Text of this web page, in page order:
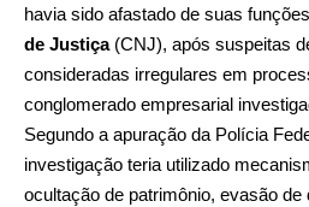
havia sido afastado de suas
de Justiça(CNJ), após suspeitas
consideradas irregulares em
conglomerado empresarial
Segundo a apuração da Polícia
investigação teria utilizado
ocultação de patrimônio, evasão